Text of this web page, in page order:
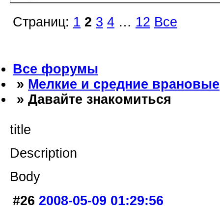
Страниц: 1 2 3 4 … 12 Все
Все форумы
» Мелкие и средние врановые
» Давайте знакомиться
title
Description
Body
#26 2008-05-09 01:29:56